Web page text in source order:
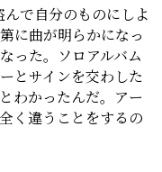
で自分のものにしよ
に曲が明らかになっ
った。ソロアルバム
とサインを交わした
わかったんだ。アー
く違うことをするの